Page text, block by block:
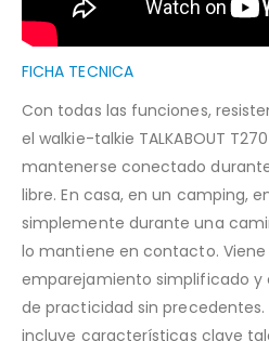
FICHA TECNICA
Con todas las funciones,
el walkie-talkie TALKABOUT
mantenerse conectado
libre. En casa, en un camping,
simplemente durante una
lo mantiene en contacto.
emparejamiento simplificado y
de practicidad sin
incluye características clave